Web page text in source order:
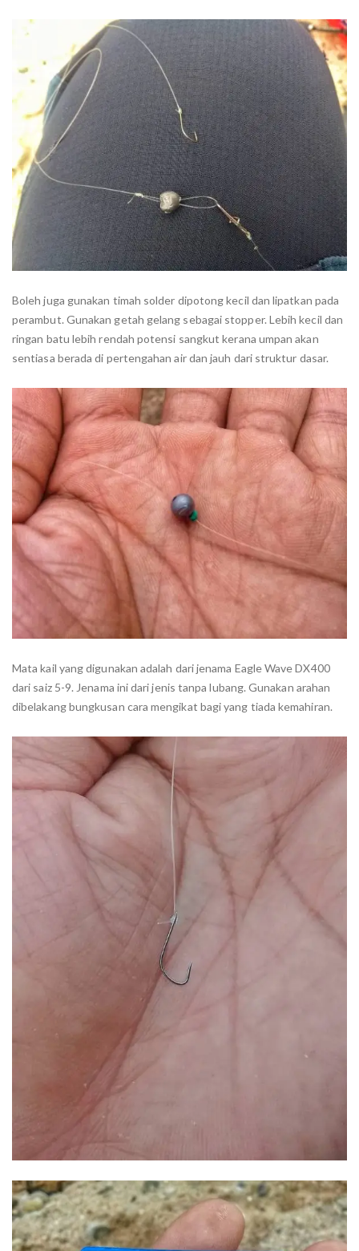
Boleh juga gunakan timah solder dipotong kecil dan lipatkan pada
perambut. Gunakan getah gelang sebagai stopper. Lebih kecil dan
ringan batu lebih rendah potensi sangkut kerana umpan akan
sentiasa berada di pertengahan air dan jauh dari struktur dasar.
Mata kail yang digunakan adalah dari jenama Eagle Wave DX400
dari saiz 5-9. Jenama ini dari jenis tanpa lubang. Gunakan arahan
dibelakang bungkusan cara mengikat bagi yang tiada kemahiran.